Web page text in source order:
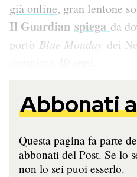
già online, gran lentone
Il Guardian spiega da
portò Blue Monday dei
Abbonati
Questa pagina fa parte
abbonati del Post. Se lo
non lo sei puoi esserlo.